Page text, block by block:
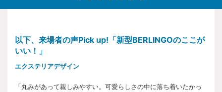
以下、来場者の声Pick up!「新型BERLINGOのここが
いい！」
エクステリアデザイン
「丸みがあって親しみやすい。可愛らしさの中に落ち着いたかっ